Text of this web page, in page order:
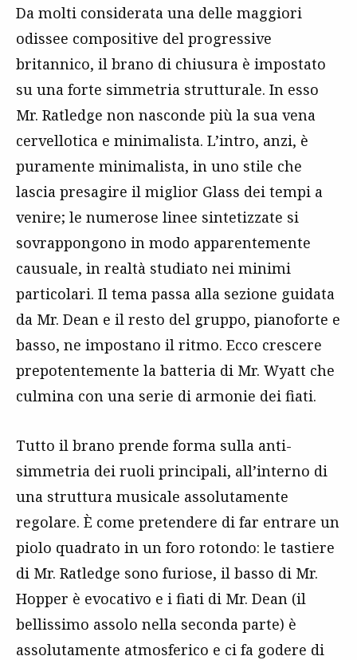
Da molti considerata una delle maggiori
odissee compositive del progressive
britannico, il brano di chiusura è impostato
su una forte simmetria strutturale. In esso
Mr. Ratledge non nasconde più la sua vena
cervellotica e minimalista. L’intro, anzi, è
puramente minimalista, in uno stile che
lascia presagire il miglior Glass dei tempi a
venire; le numerose linee sintetizzate si
sovrappongono in modo apparentemente
causuale, in realtà studiato nei minimi
particolari. Il tema passa alla sezione guidata
da Mr. Dean e il resto del gruppo, pianoforte e
basso, ne impostano il ritmo. Ecco crescere
prepotentemente la batteria di Mr. Wyatt che
culmina con una serie di armonie dei fiati.
Tutto il brano prende forma sulla anti-
simmetria dei ruoli principali, all’interno di
una struttura musicale assolutamente
regolare. È come pretendere di far entrare un
piolo quadrato in un foro rotondo: le tastiere
di Mr. Ratledge sono furiose, il basso di Mr.
Hopper è evocativo e i fiati di Mr. Dean (il
bellissimo assolo nella seconda parte) è
assolutamente atmosferico e ci fa godere di